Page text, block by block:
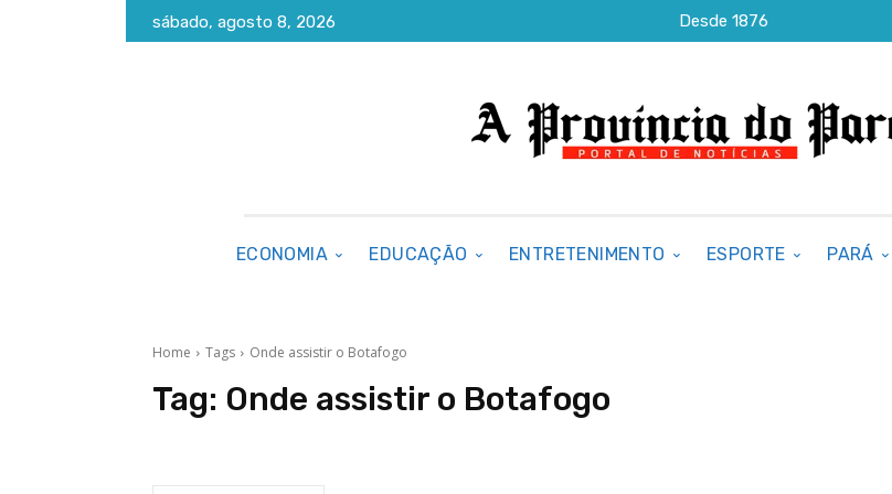
sábado, agosto 8, 2026 Desde 1876
ECONOMIA EDUCAÇÃO ENTRETENIMENTO ESPORTE PARÁ
Home Tags Onde assistir o Botafogo
Tag: Onde assistir o Botafogo